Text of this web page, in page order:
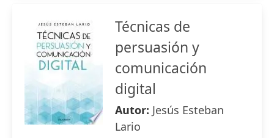
Técnicas de
persuasión y
comunicación
digital
Autor: Jesús Esteban
Lario